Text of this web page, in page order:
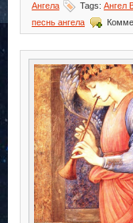
Ангела
Tags: Ангел
песнь ангела